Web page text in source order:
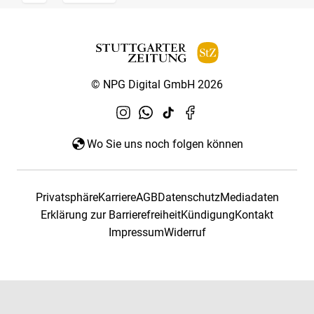
© NPG Digital GmbH 2026
Wo Sie uns noch folgen können
PrivatsphäreKarriereAGBDatenschutzMediadaten
Erklärung zur BarrierefreiheitKündigungKontakt
ImpressumWiderruf